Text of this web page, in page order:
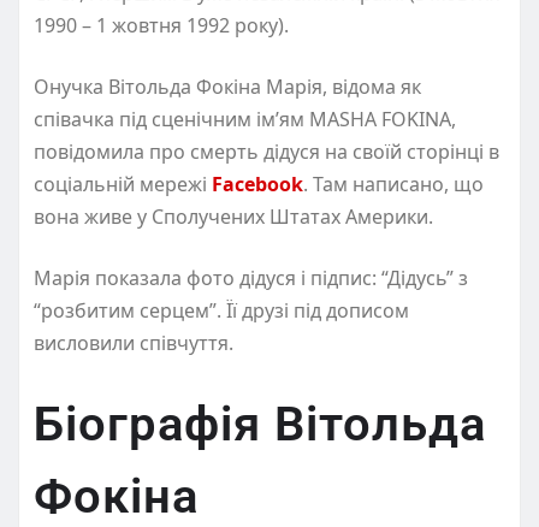
1990 – 1 жовтня 1992 року).
Онучка Вітольда Фокіна Марія, відома як
співачка під сценічним ім’ям MASHA FOKINA,
повідомила про смерть дідуся на своїй сторінці в
соціальній мережі Facebook. Там написано, що
вона живе у Сполучених Штатах Америки.
Марія показала фото дідуся і підпис: “Дідусь” з
“розбитим серцем”. Її друзі під дописом
висловили співчуття.
Біографія Вітольда
Фокіна